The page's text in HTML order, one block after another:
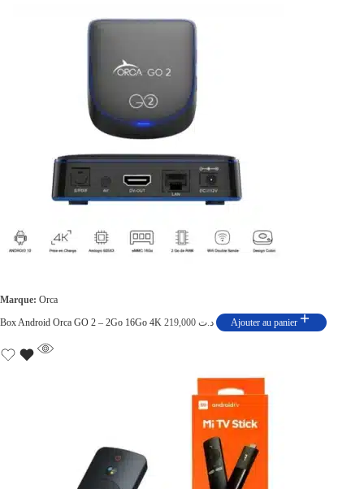
Marque: Orca
Box Android Orca GO 2 – 2Go 16Go 4K
د.ت Ajouter au panier